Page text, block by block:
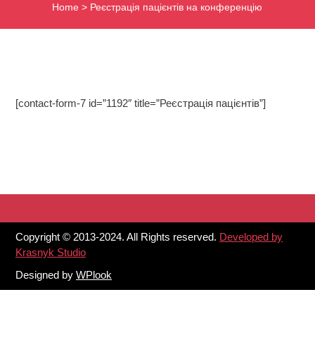
Home > Реєстрація пацієнтів на конференцію
[contact-form-7 id=”1192″ title=”Реєстрація пацієнтів”]
Copyright © 2013-2024. All Rights reserved. Developed by
Krasnyk Studio
Designed byWPlook